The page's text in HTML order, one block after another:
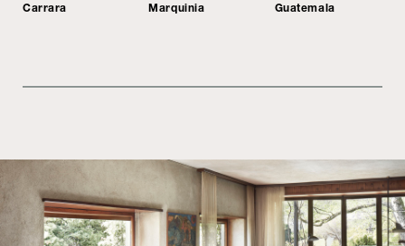
Carrara Marquinia Guatemala